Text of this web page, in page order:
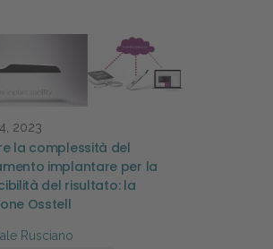
2023
la complessità del
implantare per la
del risultato: la
Osstell
Rusciano